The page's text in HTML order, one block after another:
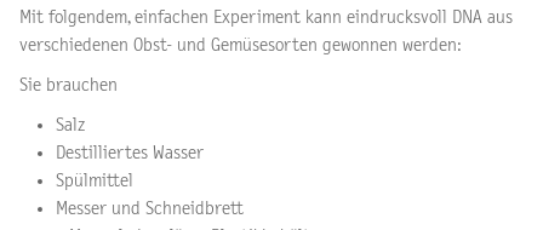
Mit folgendem, einfachen Experiment kann eindrucksvoll DNA aus
verschiedenen Obst- und Gemüsesorten gewonnen werden:
Sie brauchen
Salz
Destilliertes Wasser
Spülmittel
Messer und Schneidbrett